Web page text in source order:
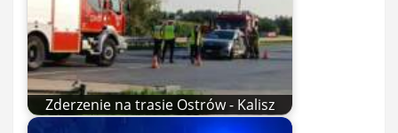
Zderzenie na trasie Ostrów - Kalisz